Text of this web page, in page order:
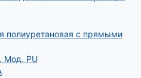
полиуретановая с прямыми
Мод. РU